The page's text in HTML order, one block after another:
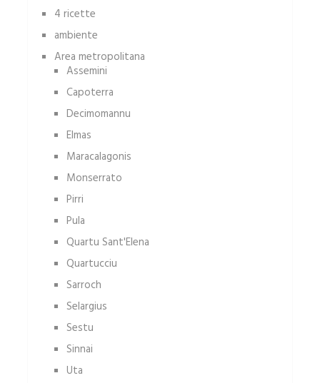
4 ricette
ambiente
Area metropolitana
Assemini
Capoterra
Decimomannu
Elmas
Maracalagonis
Monserrato
Pirri
Pula
Quartu Sant'Elena
Quartucciu
Sarroch
Selargius
Sestu
Sinnai
Uta